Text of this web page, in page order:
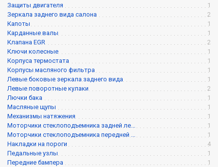
Защиты двигателя
1
Зеркала заднего вида салона
2
Капоты
1
Карданные валы
1
Клапана EGR
2
Ключи колесные
1
Корпуса термостата
1
Корпусы масляного фильтра
1
Левые боковые зеркала заднего вида
1
Левые поворотные кулаки
2
Лючки бака
1
Масляные щупы
1
Механизмы натяжения
1
Моторчики стеклоподъемника задней ле...
1
Моторчики стеклоподъемника передней ...
1
Накладки на пороги
4
Педальные узлы
1
Передние бампера
1